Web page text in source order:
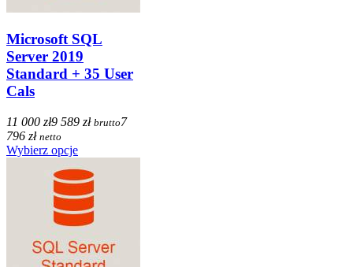
Microsoft SQL
Server 2019
Standard + 35 User
Cals
11 000 zł9 589 zł brutto7
796 zł netto
Wybierz opcje